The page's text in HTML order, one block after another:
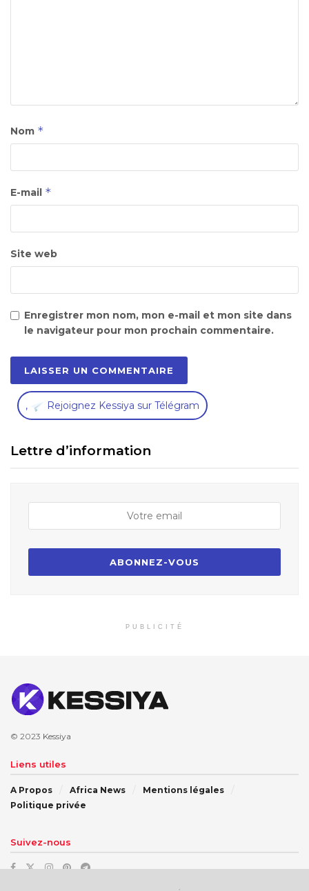
Nom *
E-mail *
Site web
Enregistrer mon nom, mon e-mail et mon site dans
le navigateur pour mon prochain commentaire.
, Rejoignez Kessiya sur Télégram
Lettre d’information
PUBLICITÉ
© 2023 Kessiya
Liens utiles
A Propos Africa News
Mentions légales
Politique privée
Suivez-nous